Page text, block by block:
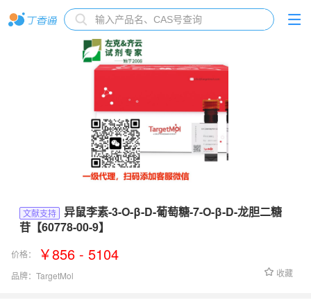
文献支持
异鼠李素-3-O-β-D-葡萄糖-7-O-β-D-龙胆二糖
苷【60778-00-9】
价格： ￥856 - 5104
品牌： TargetMol 收藏